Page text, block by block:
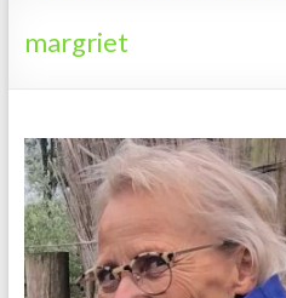
margriet